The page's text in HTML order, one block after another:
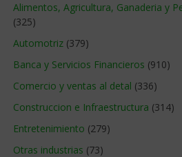
Alimentos, Agricultura, Ganaderia y
(325)
Automotriz (379)
Banca y Servicios Financieros (910)
Comercio y ventas al detal (336)
Construccion e Infraestructura (314)
Entretenimiento (279)
Otras industrias (73)